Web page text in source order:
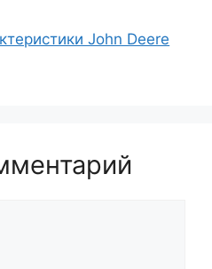
John Deere